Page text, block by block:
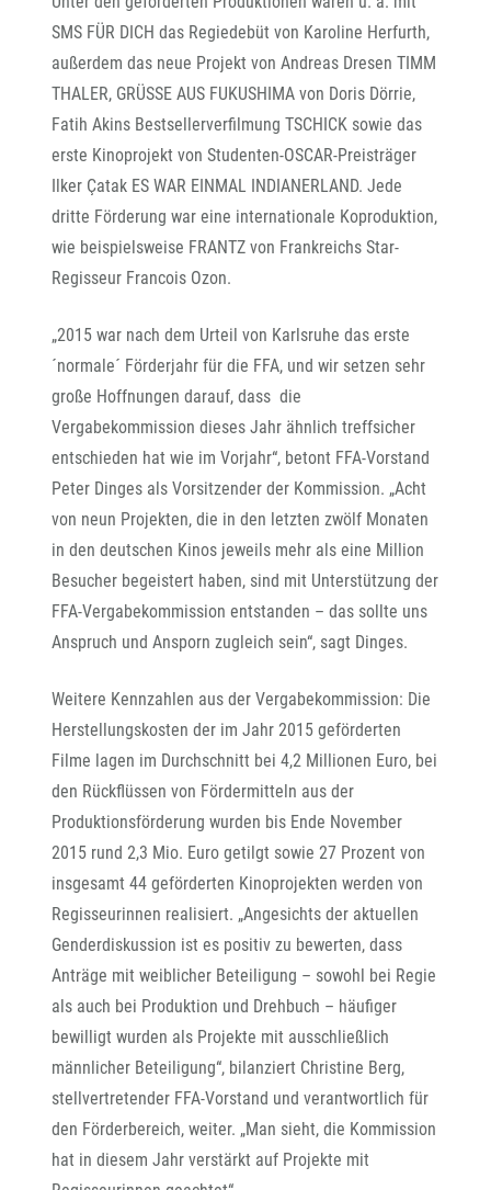
SMS FÜR DICH das Regiedebüt von Karoline Herfurth,
außerdem das neue Projekt von Andreas Dresen TIMM
THALER, GRÜSSE AUS FUKUSHIMA von Doris Dörrie,
Fatih Akins Bestsellerverfilmung TSCHICK sowie das
erste Kinoprojekt von Studenten-OSCAR-Preisträger
Ilker Çatak ES WAR EINMAL INDIANERLAND. Jede
dritte Förderung war eine internationale Koproduktion,
wie beispielsweise FRANTZ von Frankreichs Star-
Regisseur Francois Ozon.
„2015 war nach dem Urteil von Karlsruhe das erste
´normale´ Förderjahr für die FFA, und wir setzen sehr
große Hoffnungen darauf, dass die
Vergabekommission dieses Jahr ähnlich treffsicher
entschieden hat wie im Vorjahr“, betont FFA-Vorstand
Peter Dinges als Vorsitzender der Kommission. „Acht
von neun Projekten, die in den letzten zwölf Monaten
in den deutschen Kinos jeweils mehr als eine Million
Besucher begeistert haben, sind mit Unterstützung der
FFA-Vergabekommission entstanden – das sollte uns
Anspruch und Ansporn zugleich sein“, sagt Dinges.
Weitere Kennzahlen aus der Vergabekommission: Die
Herstellungskosten der im Jahr 2015 geförderten
Filme lagen im Durchschnitt bei 4,2 Millionen Euro, bei
den Rückflüssen von Fördermitteln aus der
Produktionsförderung wurden bis Ende November
2015 rund 2,3 Mio. Euro getilgt sowie 27 Prozent von
insgesamt 44 geförderten Kinoprojekten werden von
Regisseurinnen realisiert. „Angesichts der aktuellen
Genderdiskussion ist es positiv zu bewerten, dass
Anträge mit weiblicher Beteiligung – sowohl bei Regie
als auch bei Produktion und Drehbuch – häufiger
bewilligt wurden als Projekte mit ausschließlich
männlicher Beteiligung“, bilanziert Christine Berg,
stellvertretender FFA-Vorstand und verantwortlich für
den Förderbereich, weiter. „Man sieht, die Kommission
hat in diesem Jahr verstärkt auf Projekte mit